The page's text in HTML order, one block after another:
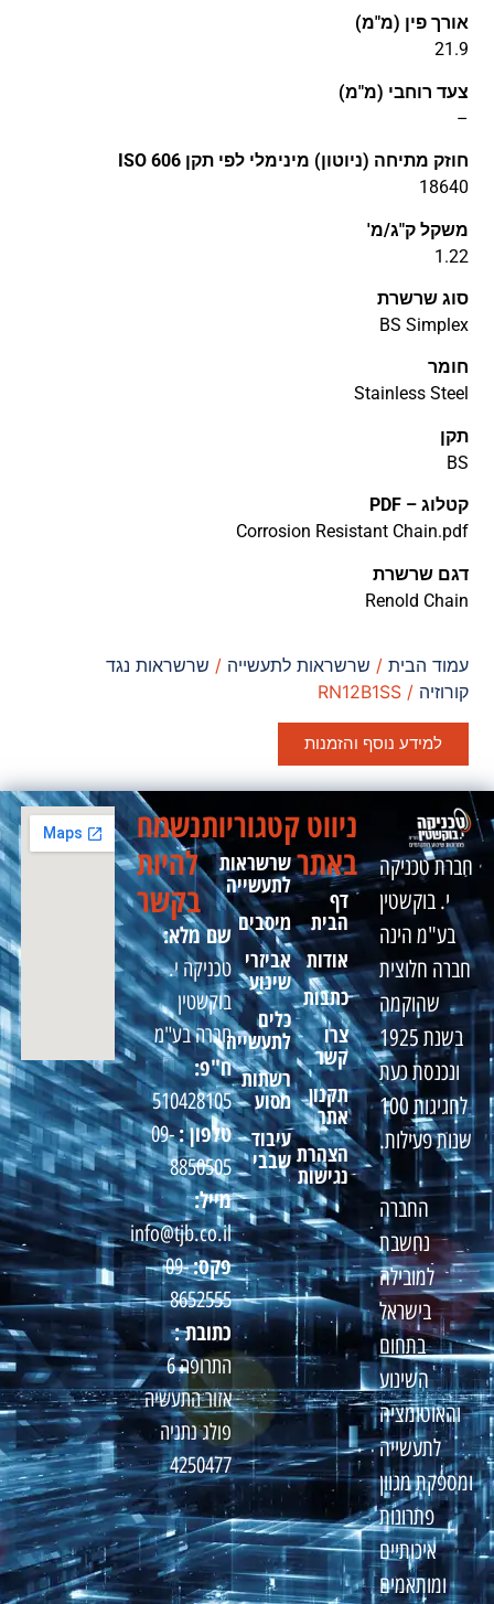
אורך פין (מ"מ)
21.9
צעד רוחבי (מ"מ)
–
חוזק מתיחה (ניוטון) מינימלי לפי תקן ISO 606
18640
משקל ק"ג/מ'
1.22
סוג שרשרת
BS Simplex
חומר
Stainless Steel
תקן
BS
קטלוג – PDF
Corrosion Resistant Chain.pdf
דגם שרשרת
Renold Chain
עמוד הבית / שרשראות לתעשייה / שרשראות נגד
קורוזיה / RN12B1SS
למידע נוסף והזמנות
חברת טכניקה
י. בוקשטין
בע"מ הינה
חברה חלוצית
שהוקמה
בשנת 1925
ונכנסת כעת
לחגיגות 100
שנות פעילות.
החברה
נחשבת
למובילה
בישראל
בתחום
השינוע
והאוטומציה
לתעשייה
ומספקת מגוון
פתרונות
איכותיים
ומותאמים
ניווט
באתר
דף
הבית
אודות
כתבות
צרו
קשר
תקנון
אתר
הצהרת
נגישות
קטגוריות
שרשראות
לתעשייה
מיסבים
אביזרי
שינוע
כלים
לתעשייה
רשתות
מסוע
עיבוד
שבבי
נשמח
להיות
בקשר
שם מלא:
טכניקה י.
בוקשטין
חברה בע"מ
ח"פ:
510428105
טלפון :09-
8850505
מייל:
info@tjb.co.il
פקס:09-
8652555
כתובת :
התרופה 6
אזור התעשיה
פולג נתניה
4250477